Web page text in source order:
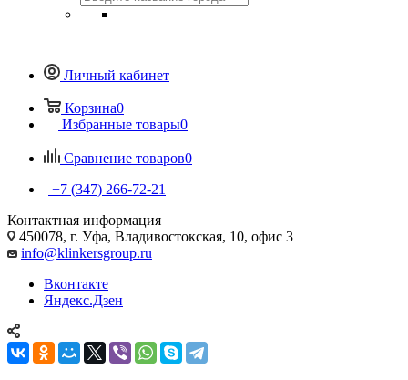
Личный кабинет
Корзина0
Избранные товары0
Сравнение товаров0
+7 (347) 266-72-21
Контактная информация
450078, г. Уфа, Владивостокская, 10, офис 3
info@klinkersgroup.ru
Вконтакте
Яндекс.Дзен